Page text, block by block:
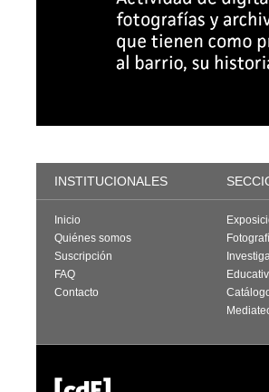
INSTITUCIONALES
Inicio
Quiénes somos
Suscripción
FAQ
Contacto